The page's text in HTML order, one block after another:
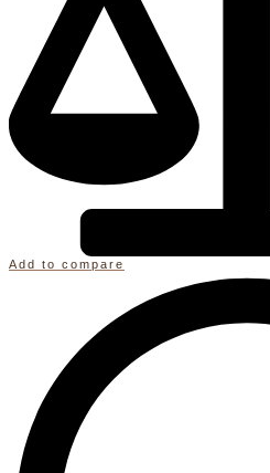
Add to compare